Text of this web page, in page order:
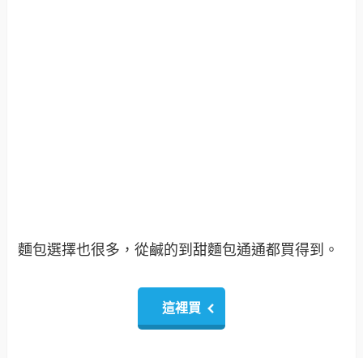
麵包選擇也很多，從鹹的到甜麵包通通都買得到。
這裡買